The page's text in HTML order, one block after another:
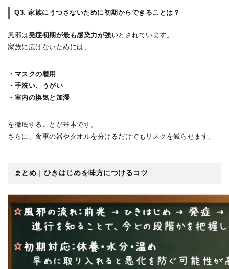
Q3. 家族にうつさないために初期からできることは？
風邪は発症初期が最も感染力が強いとされています。
家族に広げないためには、
・マスクの着用
・手洗い、うがい
・室内の換気と加湿
を徹底することが基本です。
さらに、食事の器やタオルを分けるだけでもリスクを減らせます。
まとめ｜ひきはじめを味方につけるコツ